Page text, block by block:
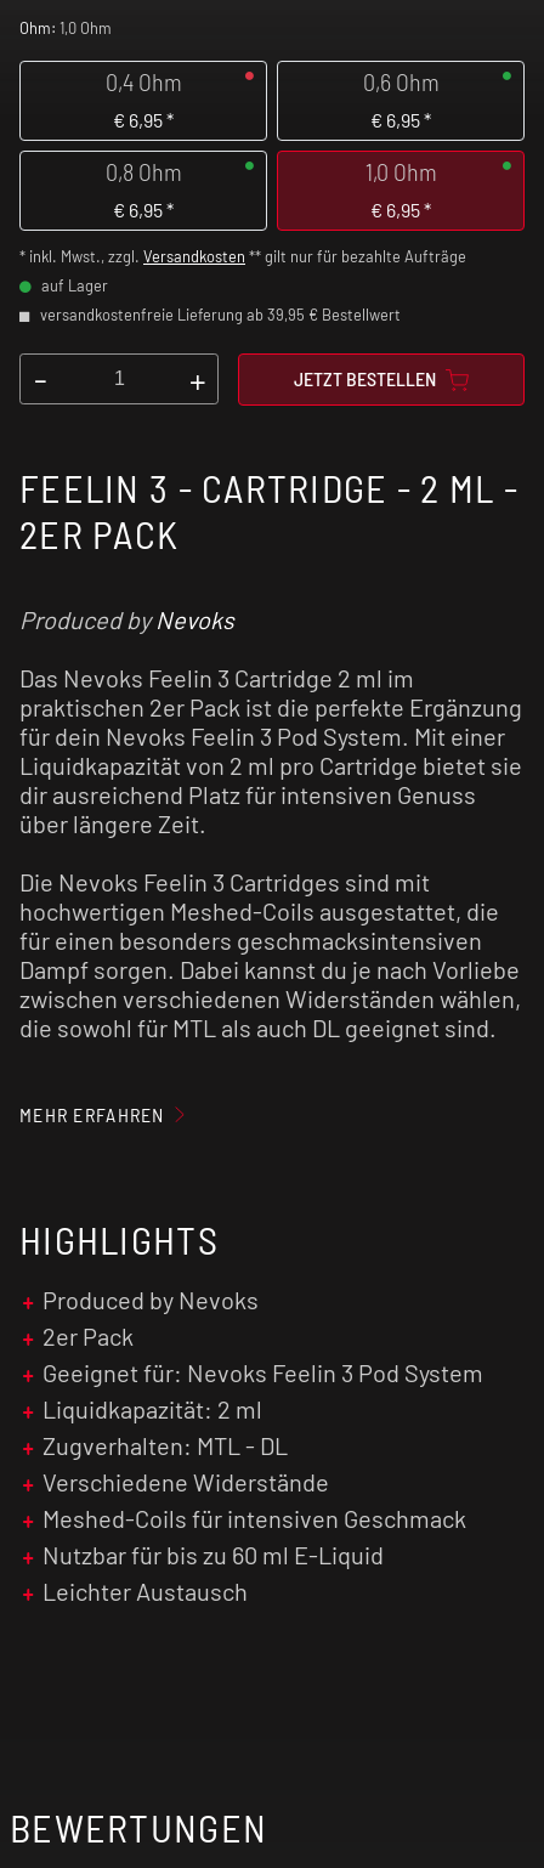
Ohm: 1,0 Ohm
0,4 Ohm
€ 6,95*
0,6 Ohm
€ 6,95*
0,8 Ohm
€ 6,95*
1,0 Ohm
€ 6,95*
* inkl. Mwst., zzgl. Versandkosten ** gilt nur für bezahlte Aufträge
auf Lager
versandkostenfreie Lieferung ab 39,95 € Bestellwert
- + JETZT BESTELLEN
FEELIN 3 - CARTRIDGE - 2 ML -
2ER PACK
Produced byNevoks
Das Nevoks Feelin 3 Cartridge 2 ml im
praktischen 2er Pack ist die perfekte Ergänzung
für dein Nevoks Feelin 3 Pod System. Mit einer
Liquidkapazität von 2 ml pro Cartridge bietet sie
dir ausreichend Platz für intensiven Genuss
über längere Zeit.
Die Nevoks Feelin 3 Cartridges sind mit
hochwertigen Meshed-Coils ausgestattet, die
für einen besonders geschmacksintensiven
Dampf sorgen. Dabei kannst du je nach Vorliebe
zwischen verschiedenen Widerständen wählen,
die sowohl für MTL als auch DL geeignet sind.
Cartridges für bis zu 60 ml
Die Cartridges sind in folgenden Varianten
erhältlich:
0,4 Ohm = 25 - 35 Watt
0,6 Ohm = 18 - 25 Watt
0,8 Ohm = 13 - 18 Watt
1,0 Ohm = 10 - 13 Watt
MEHR ERFAHREN
HIGHLIGHTS
Produced by Nevoks
2er Pack
Geeignet für: Nevoks Feelin 3 Pod System
Liquidkapazität: 2 ml
Zugverhalten: MTL - DL
Verschiedene Widerstände
Meshed-Coils für intensiven Geschmack
Nutzbar für bis zu 60 ml E-Liquid
Leichter Austausch
BEWERTUNGEN